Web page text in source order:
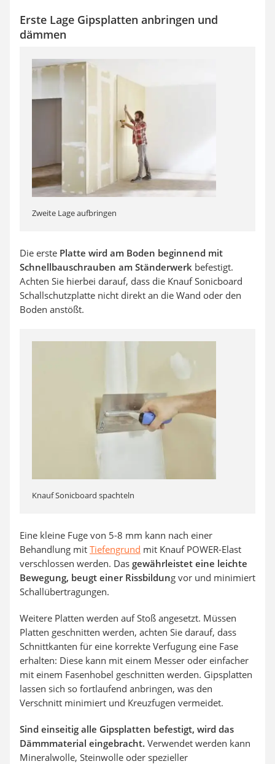
Erste Lage Gipsplatten anbringen und
dämmen
Zweite Lage aufbringen
Die erste Platte wird am Boden beginnend mit
Schnellbauschrauben am Ständerwerk befestigt.
Achten Sie hierbei darauf, dass die Knauf Sonicboard
Schallschutzplatte nicht direkt an die Wand oder den
Boden anstößt.
Knauf Sonicboard spachteln
Eine kleine Fuge von 5-8 mm kann nach einer
Behandlung mit Tiefengrund mit Knauf POWER-Elast
verschlossen werden. Das gewährleistet eine leichte
Bewegung, beugt einer Rissbildung vor und minimiert
Schallübertragungen.
Weitere Platten werden auf Stoß angesetzt. Müssen
Platten geschnitten werden, achten Sie darauf, dass
Schnittkanten für eine korrekte Verfugung eine Fase
erhalten: Diese kann mit einem Messer oder einfacher
mit einem Fasenhobel geschnitten werden. Gipsplatten
lassen sich so fortlaufend anbringen, was den
Verschnitt minimiert und Kreuzfugen vermeidet.
Sind einseitig alle Gipsplatten befestigt, wird das
Dämmmaterial eingebracht. Verwendet werden kann
Mineralwolle, Steinwolle oder spezieller